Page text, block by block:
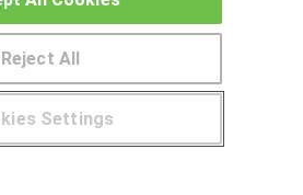
¿Tienes alguna duda? 900 264 357
Settings
Reject All